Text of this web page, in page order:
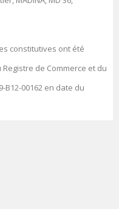
constitutives ont été
de Commerce et du
B12-00162 en date du